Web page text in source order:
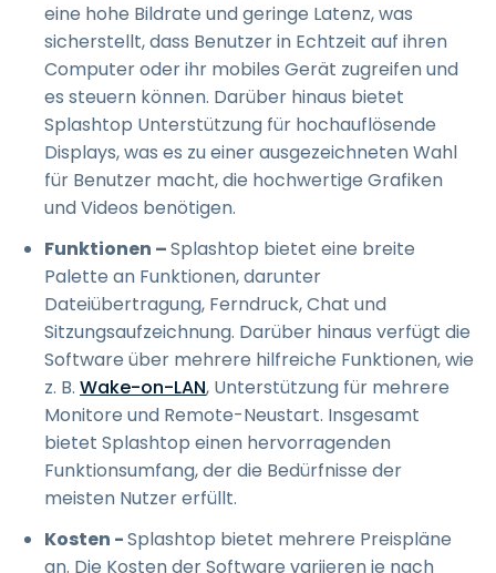
eine hohe Bildrate und geringe Latenz, was
sicherstellt, dass Benutzer in Echtzeit auf ihren
Computer oder ihr mobiles Gerät zugreifen und
es steuern können. Darüber hinaus bietet
Splashtop Unterstützung für hochauflösende
Displays, was es zu einer ausgezeichneten Wahl
für Benutzer macht, die hochwertige Grafiken
und Videos benötigen.
Funktionen –Splashtop bietet eine breite
Palette an Funktionen, darunter
Dateiübertragung, Ferndruck, Chat und
Sitzungsaufzeichnung. Darüber hinaus verfügt die
Software über mehrere hilfreiche Funktionen, wie
z. B. Wake-on-LAN, Unterstützung für mehrere
Monitore und Remote-Neustart. Insgesamt
bietet Splashtop einen hervorragenden
Funktionsumfang, der die Bedürfnisse der
meisten Nutzer erfüllt.
Kosten -Splashtop bietet mehrere Preispläne
an. Die Kosten der Software variieren je nach